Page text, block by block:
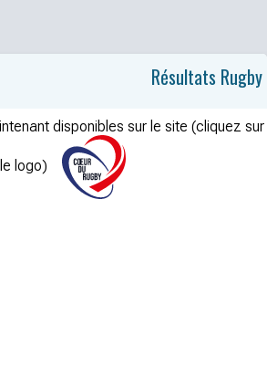
Résultats Rugby
disponibles sur le site (cliquez sur
le logo)